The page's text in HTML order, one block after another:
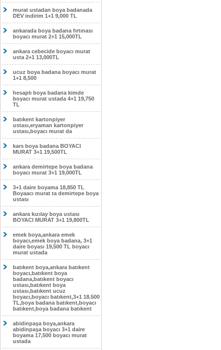
murat ustadan boya badanada
DEV indirim 1+1 9,000 TL
ankarada boya badana fırtınası
boyacı murat 2+1 15,000TL
ankara cebecide boyacı murat
usta 2+1 13,000TL
ucuz boya badana boyacı murat
1+1 8,500
hesaplı boya badana kimde
boyacı murat ustada 4+1 19,750
TL
batıkent kartonpiyer
ustası,eryaman kartonpiyer
ustası,boyacı murat da
kars boya badana BOYACI
MURAT 3+1 19,500TL
ankara demirtepe boya badana
boyacı murat 3+1 19,000TL
3+1 daire boyama 18,850 TL
Boyaacı murat ta demirtepe boya
ustası
ankara kızılay boya ustası
BOYACI MURAT 3+1 19,800TL
emek boya,ankara emek
boyacı,emek boya badana, 3+1
daire boyası 19,500 TL boyacı
murat ustada
batıkent boya,ankara batıkent
boyacı,batıkent boya
badana,batıkent boyacı
ustası,batıkent boya
ustası,batıkent ucuz
boyacı,boyacı batıkent,3+1 18.500
TL,boya badana batıkent,boyacı
batıkent,boya badana batıkent
abidinpaşa boya,ankara
abidinpaşa boyacı 3+1 daire
boyama 17,500 boyacı murat
ustada